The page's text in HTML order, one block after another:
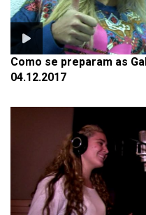
Como se preparam as
04.12.2017